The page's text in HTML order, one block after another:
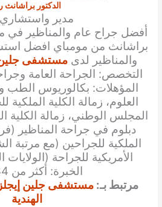
الدكتور براشانث
مدير
أفضل جراح عام والمناظير في
براشانث من مومباي افضل
والمناظير لدىمستشفى جلين
التخصص: الجراحة العامة
المؤهلات: بكالوريوس الطب
العلوم، زمالة الكلية الملكية
المجلس الوطني، زمالة الكلية
دبلوم في جراحة المناظير
الملكية للجراحين (مع مرتبة
الأمريكية للجراحة (الولايات
الخبرة: أكثر من 34 عامًا
مرتبط بـ:مستشفى جلين
الهندية